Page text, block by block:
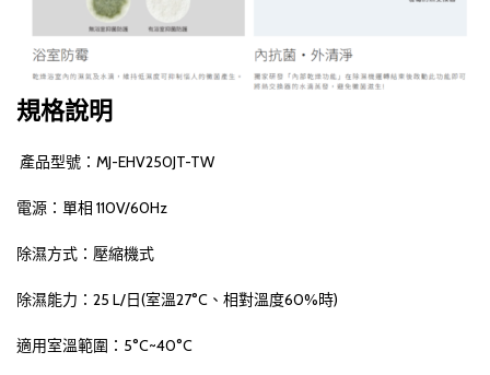
規格說明
產品型號：MJ-EHV250JT-TW
電源：單相 110V/60Hz
除濕方式：壓縮機式
除濕能力：25 L/日(室溫27°C、相對溫度60%時)
適用室溫範圍：5°C~40°C